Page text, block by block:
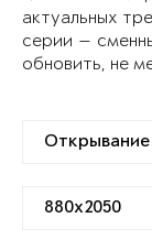
актуальных
серии —
обновить, не